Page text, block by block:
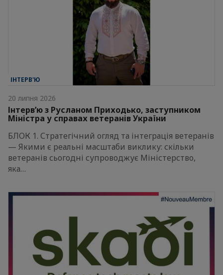
ІНТЕРВ'Ю
20 липня 2026
Інтерв’ю з Русланом Приходько, заступником
Міністра у справах ветеранів України
БЛОК 1. Стратегічний огляд та інтеграція ветеранів
— Якими є реальні масштаби виклику: скільки
ветеранів сьогодні супроводжує Міністерство,
яка…